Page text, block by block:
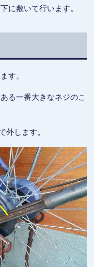
に敷いて行います。
す。
る一番大きなネジのこ
外します。